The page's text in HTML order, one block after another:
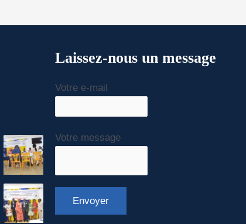
Laissez-nous un message
Votre e-mail
Votre message